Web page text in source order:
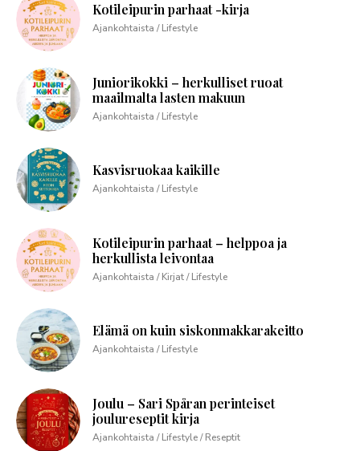
Kotileipurin parhaat -kirja
Ajankohtaista / Lifestyle
Juniorikokki – herkulliset ruoat
maailmalta lasten makuun
Ajankohtaista / Lifestyle
Kasvisruokaa kaikille
Ajankohtaista / Lifestyle
Kotileipurin parhaat – helppoa ja
herkullista leivontaa
Ajankohtaista / Kirjat / Lifestyle
Elämä on kuin siskonmakkarakeitto
Ajankohtaista / Lifestyle
Joulu – Sari Spåran perinteiset
joulureseptit kirja
Ajankohtaista / Lifestyle / Reseptit